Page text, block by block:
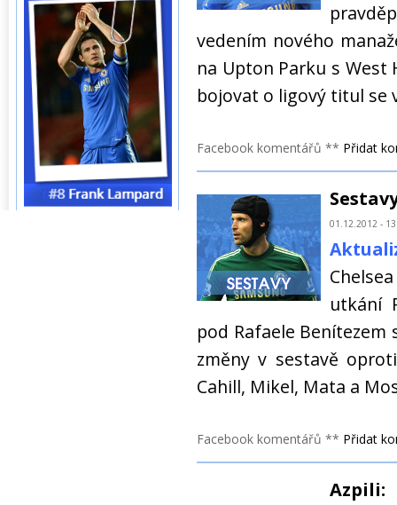
vedením nového
na Upton Parku s West
bojovat o ligový titul se
Facebook komentářů ** Přidat
01.12.2012 -
utkání
pod Rafaele
změny v sestavě
Cahill, Mikel, Mata a
Facebook komentářů ** Přidat